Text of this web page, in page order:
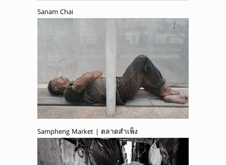
Sanam Chai
Sampheng Market | ตลาดสำเพ็ง